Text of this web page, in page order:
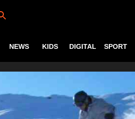
NEWS KIDS DIGITAL SPORT